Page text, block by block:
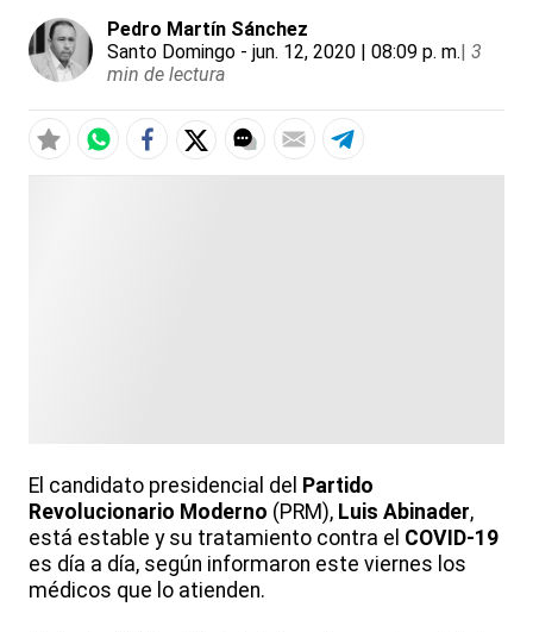
Pedro Martín Sánchez
Santo Domingo - jun. 12, 2020 | 08:09 p. m.| 3
min de lectura
El candidato presidencial del Partido
Revolucionario Moderno (PRM), Luis Abinader,
está estable y su tratamiento contra el COVID-19
es día a día, según informaron este viernes los
médicos que lo atienden.